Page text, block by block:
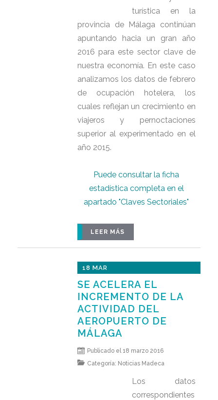
turística en la
provincia de Málaga continúan
apuntando hacia un gran año
2016 para este sector clave de
nuestra economía. En este caso
analizamos los datos de febrero
de ocupación hotelera, los
cuales reflejan un crecimiento en
viajeros y pernoctaciones
superior al experimentado en el
año 2015.
Puede consultar la ficha
estadística completa en el
apartado "Claves Sectoriales"
LEER MÁS
18 MAR
SE ACELERA EL
INCREMENTO DE LA
ACTIVIDAD DEL
AEROPUERTO DE
MÁLAGA
Publicado el 18 marzo 2016
Categoría: Noticias Madeca
Los datos
correspondientes